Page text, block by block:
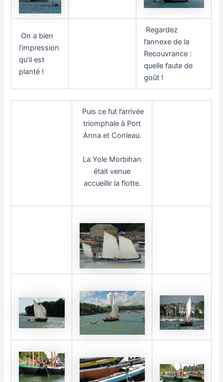
On a bien
l’impression
qu’il est
planté !
Regardez
l’annexe de la
Recouvrance :
quelle faute de
goût !
Puis ce fut l’arrivée
triomphale à Port
Anna et Conleau.
La Yole Morbihan
était venue
accueillir la flotte.